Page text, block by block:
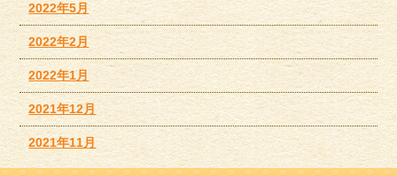
2022年5月
2022年2月
2022年1月
2021年12月
2021年11月